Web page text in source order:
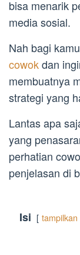
bisa menarik
media sosial.
Nah bagi
cowokdan
membuatnya
strategi yang
Lantas apa
yang
perhatian
penjelasan di
Isi tampilkan